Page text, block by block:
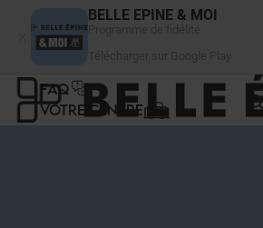
BELLE EPINE & MOI
FAQ
VOTRE CENTRE
Panneau de gestion des cookies